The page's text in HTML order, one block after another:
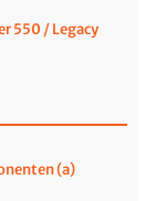
550 / Legacy
(a)